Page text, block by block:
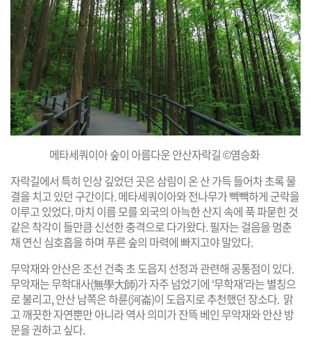
메타세쿼이아 숲이 아름다운 안산자락길 ©염승화
자락길에서 특히 인상 깊었던 곳은 삼림이 온 산 가득 들어차 초록 물
결을 치고 있던 구간이다. 메타세쿼이아와 전나무가 빽빽하게 군락을
이루고 있었다. 마치 이름 모를 외국의 아늑한 산지 속에 푹 파묻힌 것
같은 착각이 들만큼 신선한 충격으로 다가왔다. 필자는 걸음을 멈춘
채 연신 심호흡을 하며 푸른 숲의 마력에 빠지고야 말았다.
무악재와 안산은 조선 건축 초 도읍지 선정과 관련해 공통점이 있다.
무악재는 무학대사(無學大師)가 자주 넘었기에 ‘무학재’라는 별칭으
로 불리고, 안산 남쪽은 하륜(河崙)이 도읍지로 추천했던 장소다. 맑
고 깨끗한 자연뿐만 아니라 역사 의미가 잔뜩 베인 무악재와 안산 방
문을 권하고 싶다.